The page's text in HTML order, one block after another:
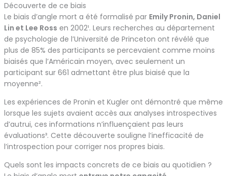
Découverte de ce biais
Le biais d’angle mort a été formalisé par Emily Pronin, Daniel
Lin et Lee Ross en 2002¹. Leurs recherches au département
de psychologie de l’Université de Princeton ont révélé que
plus de 85% des participants se percevaient comme moins
biaisés que l’Américain moyen, avec seulement un
participant sur 661 admettant être plus biaisé que la
moyenne².
Les expériences de Pronin et Kugler ont démontré que même
lorsque les sujets avaient accès aux analyses introspectives
d’autrui, ces informations n’influençaient pas leurs
évaluations³. Cette découverte souligne l’inefficacité de
l’introspection pour corriger nos propres biais.
Quels sont les impacts concrets de ce biais au quotidien ?